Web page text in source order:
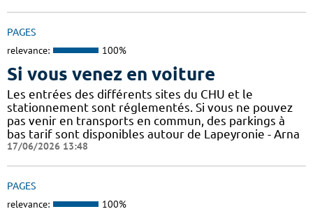
PAGES
relevance: 100%
Si vous venez en voiture
Les entrées des différents sites du CHU et le
stationnement sont réglementés. Si vous ne pouvez
pas venir en transports en commun, des parkings à
bas tarif sont disponibles autour de Lapeyronie - Arna
17/06/2026 13:48
PAGES
relevance: 100%